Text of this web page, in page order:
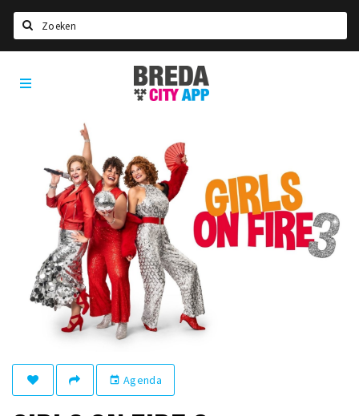
Home
Party pics
Nieuws, interviews & blogs
Drinken
Slapen
Recreatief
Winkelgebieden
Breda
City
App
event Agenda